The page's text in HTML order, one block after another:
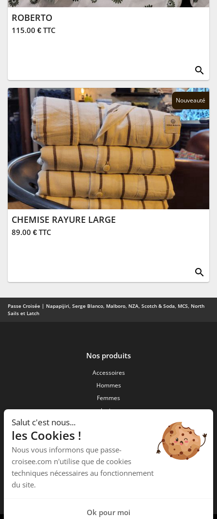
ROBERTO
115.00 € TTC
search
Nouveauté
CHEMISE RAYURE LARGE
89.00 € TTC
search
Passe Croisée | Napapijiri, Serge Blanco, Malboro, NZA, Scotch & Soda, MCS, North
Sails et Latch
Nos produits
Accessoires
Hommes
Femmes
Junior
34 ,Rue des forgerons
15000 Aurillac
Salut c'est nous...
les Cookies !
Nous vous informons que passe-
croisee.com n'utilise que de cookies
techniques nécessaires au fonctionnement
du site.
Ok pour moi